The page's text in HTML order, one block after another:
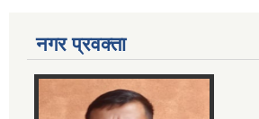
नगर प्रवक्ता